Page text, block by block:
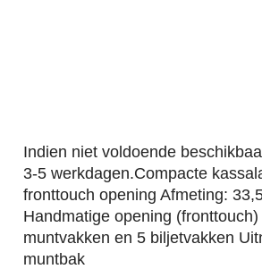
Indien niet voldoende
3-5 werkdagen.Compacte
fronttouch opening Afmeting:
Handmatige opening
muntvakken en 5 biljetvakken
muntbak